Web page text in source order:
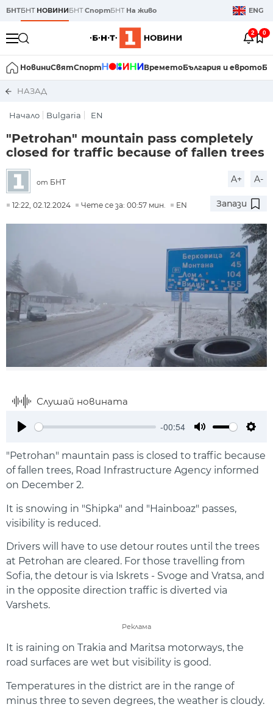
БНТБНТ НОВИНИБНТСпортБНТ На живо ENG
2 0
НовиниСвятСпорт ВреметоБългария и еврото
НАЗАД
Начало Bulgaria EN
"Petrohan" mountain pass completely
closed for traffic because of fallen trees
от БНТ A+ A-
12:22, 02.12.2024 Чете се за: 00:57 мин. EN Запази
Слушай новината
-00:54
"Petrohan" mauntain pass is closed to traffic because
of fallen trees, Road Infrastructure Agency informed
on December 2.
It is snowing in "Shipka" and "Hainboaz" passes,
visibility is reduced.
Drivers will have to use detour routes until the trees
at Petrohan are cleared. For those travelling from
Sofia, the detour is via Iskrets - Svoge and Vratsa, and
in the opposite direction traffic is diverted via
Varshets.
Реклама
It is raining on Trakia and Maritsa motorways, the
road surfaces are wet but visibility is good.
Temperatures in the district are in the range of
minus three to seven degrees, the weather is cloudy.